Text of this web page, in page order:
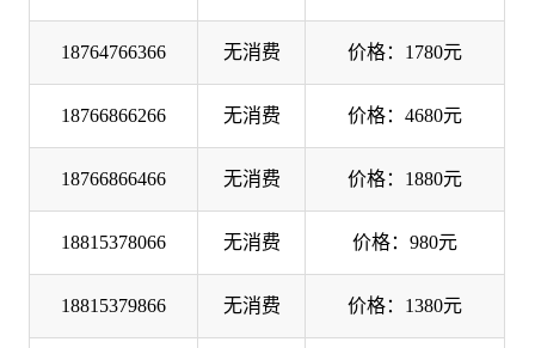
18764766366 无消费 价格：1780元
18766866266 无消费 价格：4680元
18766866466 无消费 价格：1880元
18815378066 无消费 价格：980元
18815379866 无消费 价格：1380元